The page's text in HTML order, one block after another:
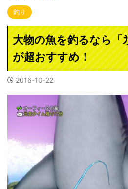
釣り
大物の魚を釣るなら「
が超おすすめ！
2016-10-22